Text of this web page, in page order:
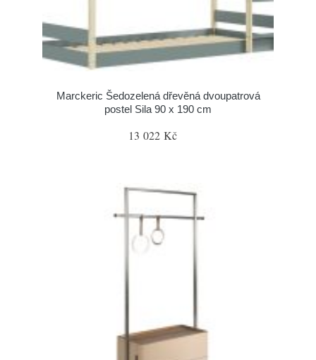
Marckeric Šedozelená dřevěná dvoupatrová
postel Sila 90 x 190 cm
13 022 Kč